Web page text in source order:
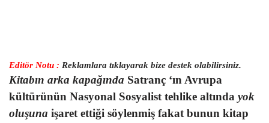
Editör Notu : Reklamlara tıklayarak bize destek olabilirsiniz.
Kitabın arka kapağında Satranç ‘ın Avrupa
kültürünün Nasyonal Sosyalist tehlike altında yok
oluşuna işaret ettiği söylenmiş fakat bunun kitap